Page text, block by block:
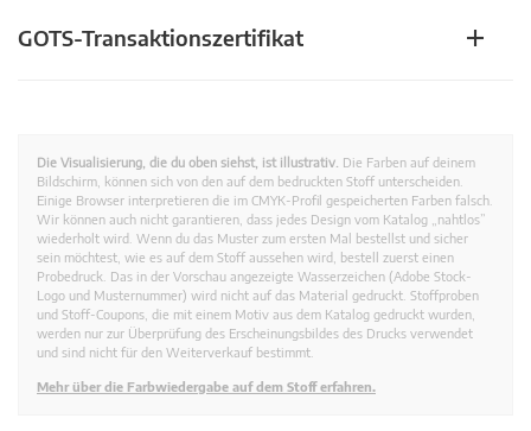
GOTS-Transaktionszertifikat
Die Visualisierung, die du oben siehst, ist illustrativ. Die Farben auf deinem
Bildschirm, können sich von den auf dem bedruckten Stoff unterscheiden.
Einige Browser interpretieren die im CMYK-Profil gespeicherten Farben falsch.
Wir können auch nicht garantieren, dass jedes Design vom Katalog „nahtlos”
wiederholt wird. Wenn du das Muster zum ersten Mal bestellst und sicher
sein möchtest, wie es auf dem Stoff aussehen wird, bestell zuerst einen
Probedruck. Das in der Vorschau angezeigte Wasserzeichen (Adobe Stock-
Logo und Musternummer) wird nicht auf das Material gedruckt. Stoffproben
und Stoff-Coupons, die mit einem Motiv aus dem Katalog gedruckt wurden,
werden nur zur Überprüfung des Erscheinungsbildes des Drucks verwendet
und sind nicht für den Weiterverkauf bestimmt.
Mehr über die Farbwiedergabe auf dem Stoff erfahren.